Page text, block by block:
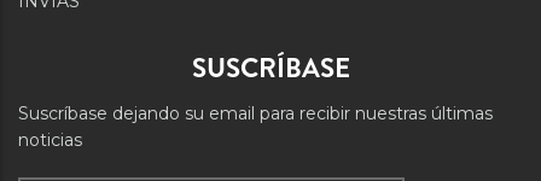
SUSCRÍBASE
Suscríbase dejando su email para recibir nuestras últimas
noticias